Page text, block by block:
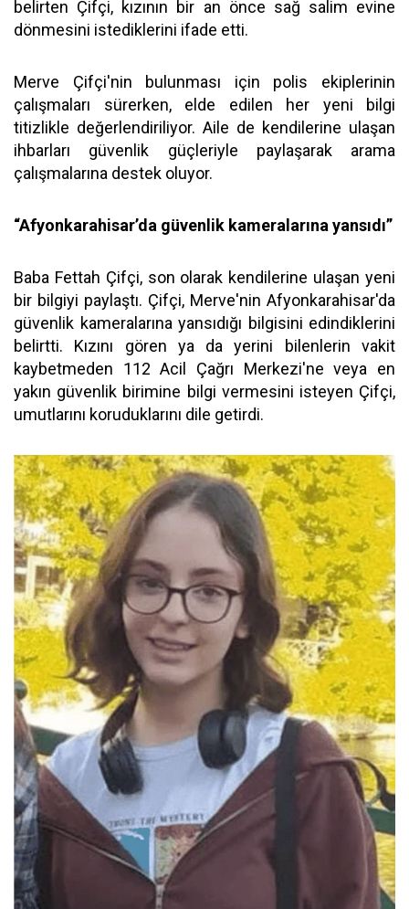
belirten Çifçi, kızının bir an önce sağ salim evine
dönmesini istediklerini ifade etti.
Merve Çifçi'nin bulunması için polis ekiplerinin
çalışmaları sürerken, elde edilen her yeni bilgi
titizlikle değerlendiriliyor. Aile de kendilerine ulaşan
ihbarları güvenlik güçleriyle paylaşarak arama
çalışmalarına destek oluyor.
“Afyonkarahisar’da güvenlik kameralarına yansıdı”
Baba Fettah Çifçi, son olarak kendilerine ulaşan yeni
bir bilgiyi paylaştı. Çifçi, Merve'nin Afyonkarahisar'da
güvenlik kameralarına yansıdığı bilgisini edindiklerini
belirtti. Kızını gören ya da yerini bilenlerin vakit
kaybetmeden 112 Acil Çağrı Merkezi'ne veya en
yakın güvenlik birimine bilgi vermesini isteyen Çifçi,
umutlarını koruduklarını dile getirdi.